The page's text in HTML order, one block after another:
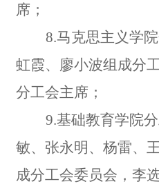
席；
8.马克思主义学
虹霞、廖小波组成分
分工会主席；
9.基础教育学院
敏、张永明、杨雷、
成分工会委员会，李